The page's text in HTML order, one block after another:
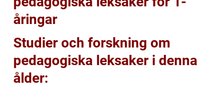
åringar
Studier och forskning om
pedagogiska leksaker i denna
ålder: